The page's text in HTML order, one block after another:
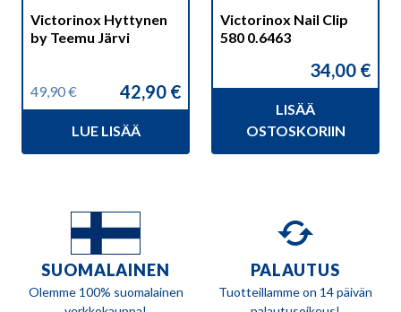
Victorinox Hyttynen
by Teemu Järvi
49,90€
Alkuperäinen
hinta
49,90 €.
42,90 €
Nykyinen
hinta
42,90 €.
LUE LISÄÄ
Victorinox Nail Clip
580 0.6463
34,00 €
LISÄÄ
OSTOSKORIIN
SUOMALAINEN
Olemme 100% suomalainen
PALAUTUS
Tuotteillamme on 14 päivän